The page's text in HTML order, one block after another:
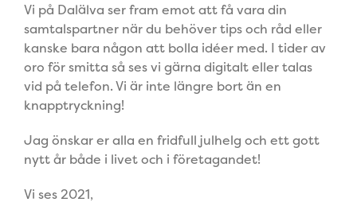
Vi på Dalälva ser fram emot att få vara din
samtalspartner när du behöver tips och råd eller
kanske bara någon att bolla idéer med. I tider av
oro för smitta så ses vi gärna digitalt eller talas
vid på telefon. Vi är inte längre bort än en
knapptryckning!
Jag önskar er alla en fridfull julhelg och ett gott
nytt år både i livet och i företagandet!
Vi ses 2021,